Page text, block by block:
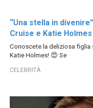
“Una stella in
Cruise e Katie
Conoscete la deliziosa figlia
Katie Holmes! 😍 Se
CELEBRITÀ